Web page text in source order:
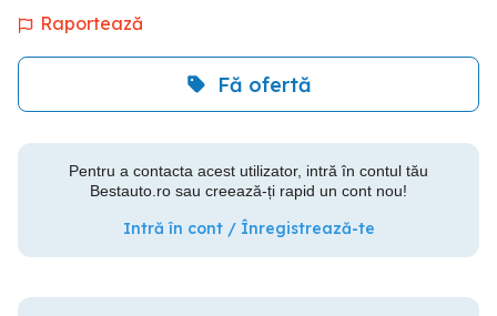
Raportează
Fă ofertă
Pentru a contacta acest utilizator, intră în contul tău
Bestauto.ro sau creează-ți rapid un cont nou!
Intră în cont / Înregistrează-te